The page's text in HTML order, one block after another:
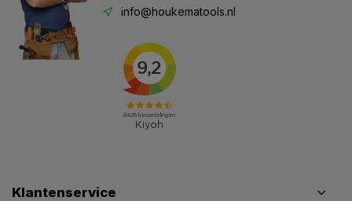
info@houkematools.nl
Klantenservice